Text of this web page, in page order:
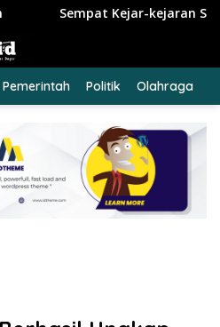
kejaran Sama Polisi, 2 Pengedar
Pemerintah Politik Olahraga